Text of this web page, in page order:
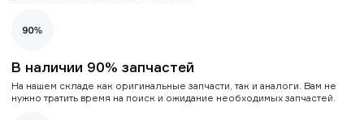
В наличии 90% запчастей
На нашем складе как оригинальные запчасти, так и аналоги. Вам не
нужно тратить время на поиск и ожидание необходимых запчастей.